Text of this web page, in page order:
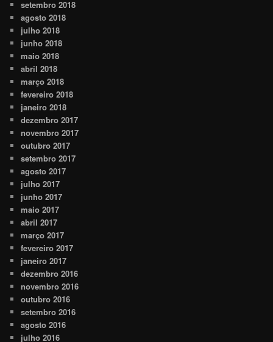
setembro 2018
agosto 2018
julho 2018
junho 2018
maio 2018
abril 2018
março 2018
fevereiro 2018
janeiro 2018
dezembro 2017
novembro 2017
outubro 2017
setembro 2017
agosto 2017
julho 2017
junho 2017
maio 2017
abril 2017
março 2017
fevereiro 2017
janeiro 2017
dezembro 2016
novembro 2016
outubro 2016
setembro 2016
agosto 2016
julho 2016